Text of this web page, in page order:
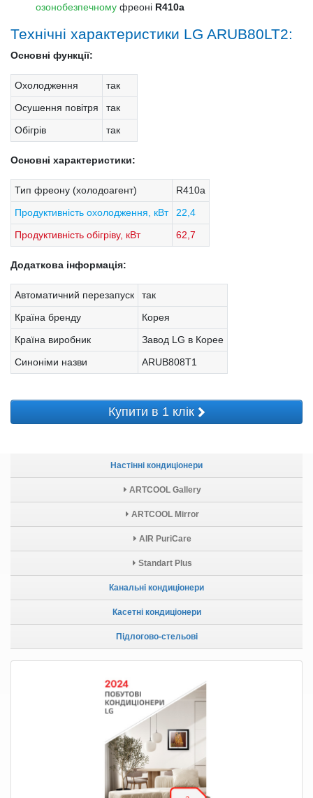
Настінні кондиціонери
ARTCOOL Gallery
ARTCOOL Mirror
AIR PuriCare
Standart Plus
Канальні кондиціонери
Касетні кондиціонери
Підлогово-стельові
озонобезпечному фреоні R410a
Технічні характеристики LG ARUB80LT2:
Основні функції:
Охолодження
так
Осушення повітря
так
Обігрів
так
Основні характеристики:
Тип фреону (холодоагент)
R410a
Продуктивність охолодження, кВт
22,4
Продуктивність обігріву, кВт
62,7
Додаткова інформація:
Автоматичний перезапуск
так
Країна бренду
Корея
Країна виробник
Завод LG в Корее
Синоніми назви
ARUB808T1
Купити в 1 клік